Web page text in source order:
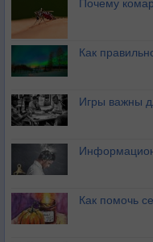
Почему
Как
Игры важны
Как помочь